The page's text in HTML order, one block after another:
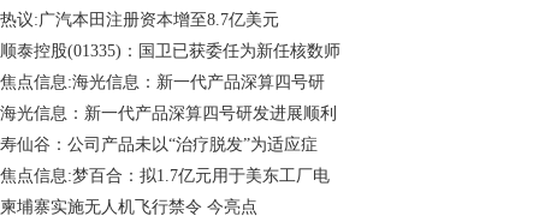
热议:广汽本田注册资本增至8.7亿美元
顺泰控股(01335)：国卫已获委任为新任核数师
焦点信息:海光信息：新一代产品深算四号研
海光信息：新一代产品深算四号研发进展顺利
寿仙谷：公司产品未以“治疗脱发”为适应症
焦点信息:梦百合：拟1.7亿元用于美东工厂电
柬埔寨实施无人机飞行禁令 今亮点